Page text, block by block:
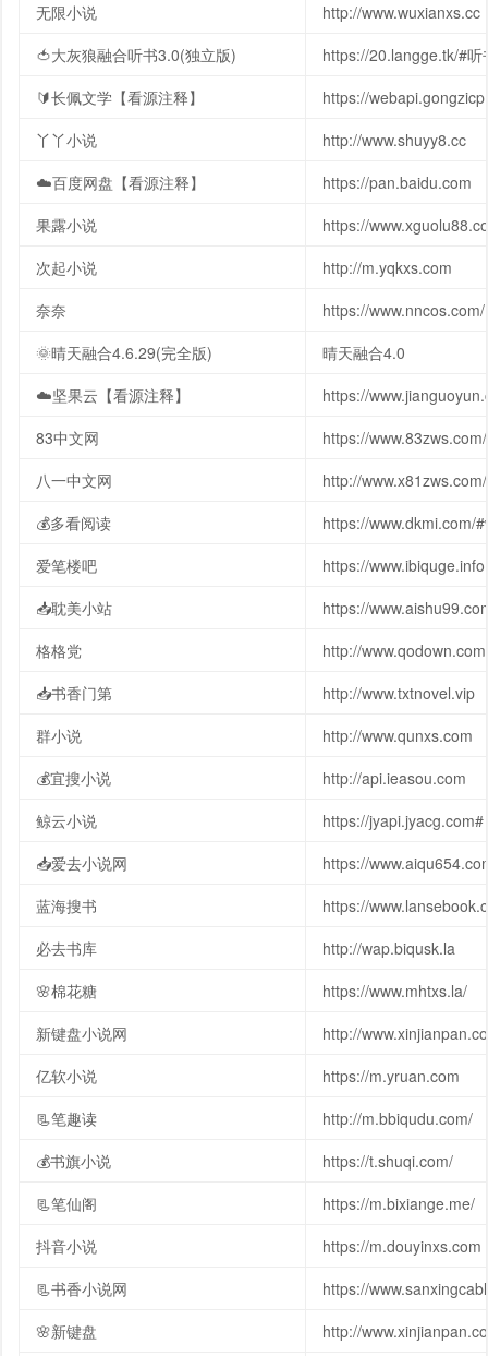
无限小说
http://www.wuxianxs.cc
🍅大灰狼融合听书3.0(独立版)
https://20.langge.tk/#听
🔰长佩文学【看源注释】
https://
丫丫小说
http://www.shuyy8.cc
☁️百度网盘【看源注释】
https://pan.baidu.com
果露小说
https://
次起小说
http://m.yqkxs.com
奈奈
https://www.nncos.com/
🌞晴天融合4.6.29(完全版)
晴天融合4.0
☁️坚果云【看源注释】
https://
83中文网
https://www.83zws.com/
八一中文网
http://
💰多看阅读
https://www.dkmi.com/
爱笔楼吧
https://www.ibiquge.info
📥耽美小站
https://
格格党
http://www.qodown.com
📥书香门第
http://www.txtnovel.vip
群小说
http://www.qunxs.com
💰宜搜小说
http://api.ieasou.com
鲸云小说
https://jyapi.jyacg.com#
📥爱去小说网
https://
蓝海搜书
https://
必去书库
http://wap.biqusk.la
🌸棉花糖
https://www.mhtxs.la/
新键盘小说网
http://
亿软小说
https://m.yruan.com
📃笔趣读
http://m.bbiqudu.com/
💰书旗小说
https://t.shuqi.com/
📃笔仙阁
https://m.bixiange.me/
抖音小说
https://m.douyinxs.com
📃书香小说网
https://
🌸新键盘
http://